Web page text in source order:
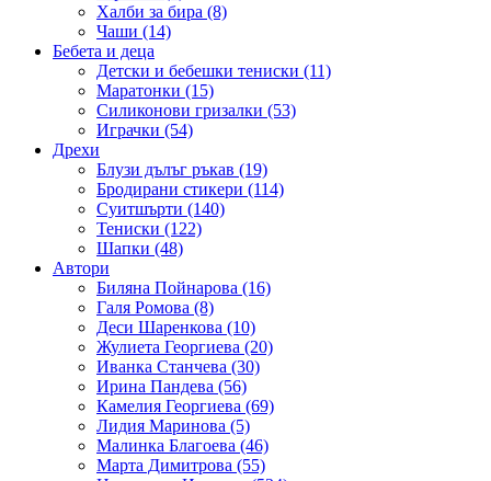
Халби за бира (8)
Чаши (14)
Бебета и деца
Детски и бебешки тениски (11)
Маратонки (15)
Силиконови гризалки (53)
Играчки (54)
Дрехи
Блузи дълъг ръкав (19)
Бродирани стикери (114)
Суитшърти (140)
Тениски (122)
Шапки (48)
Автори
Биляна Пойнарова (16)
Галя Ромова (8)
Деси Шаренкова (10)
Жулиета Георгиева (20)
Иванка Станчева (30)
Ирина Пандева (56)
Камелия Георгиева (69)
Лидия Маринова (5)
Малинка Благоева (46)
Марта Димитрова (55)